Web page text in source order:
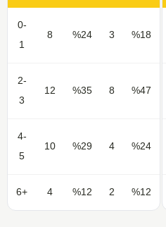
0-
1
8 %24 3 %18
2-
3
12 %35 8 %47
4-
5
10 %29 4 %24
6+ 4 %12 2 %12